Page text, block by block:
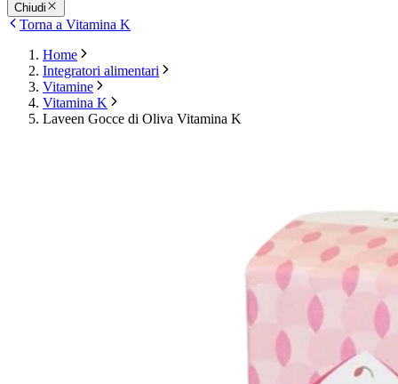
Chiudi
Torna a Vitamina K
Home
Integratori alimentari
Vitamine
Vitamina K
Laveen Gocce di Oliva Vitamina K